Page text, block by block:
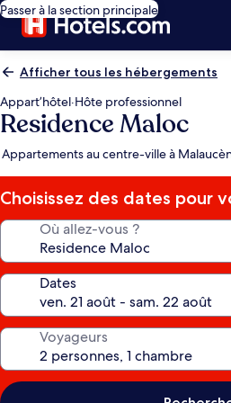
Passer à la section principale
Afficher tous les hébergements
Appart’hôtel·Hôte professionnel
Residence Maloc
Appartements au centre-ville à
Choisissez des dates pour
Où allez-vous ?
Dates
Voyageurs